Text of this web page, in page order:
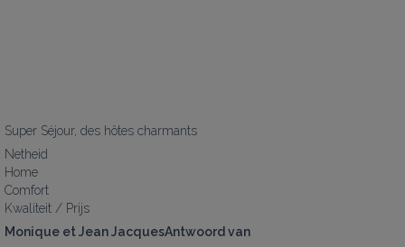
Super Séjour, des hôtes charmants
Netheid
Home
Comfort
Kwaliteit / Prijs
Monique et Jean JacquesAntwoord van